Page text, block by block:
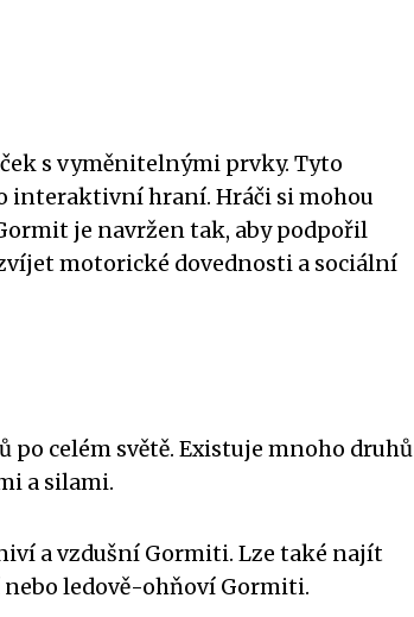
s vyměnitelnými prvky. Tyto
interaktivní hraní. Hráči si mohou
je navržen tak, aby podpořil
motorické dovednosti a sociální
celém světě. Existuje mnoho druhů
a silami.
a vzdušní Gormiti. Lze také najít
ledově-ohňoví Gormiti.